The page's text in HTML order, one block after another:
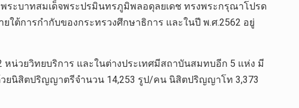
ระบาทสมเด็จพระปรมินทรภูมิพลอดุลยเดช ทรงพระกรุณาโปรด
ต้การกำกับของกระทรวงศึกษาธิการ และในปี พ.ศ.2562 อยู่
น่วยวิทยบริการ และในต่างประเทศมีสถาบันสมทบอีก 5 แห่ง มี
ยนิสิตปริญญาตรีจำนวน 14,253 รูป/คน นิสิตปริญญาโท 3,373